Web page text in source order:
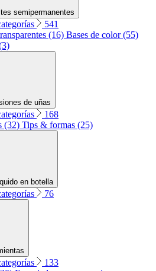
semipermanentes
541
(16) Bases de color (55)
de uñas
168
(32) Tips & formas (25)
en botella
76
133